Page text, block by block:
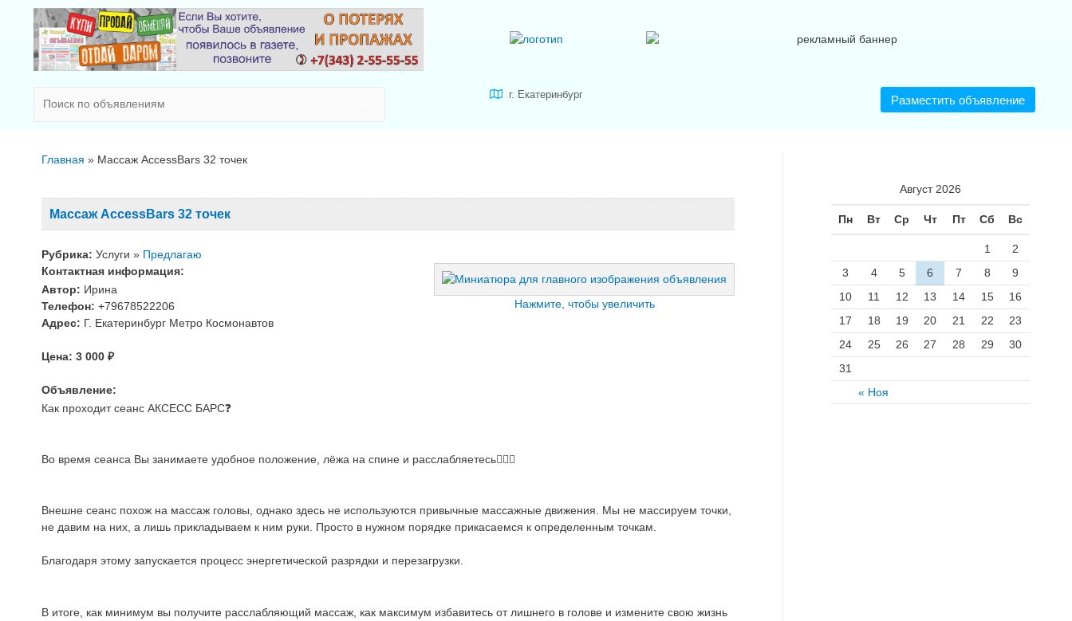
г. Екатеринбург Разместить объявление
Главная Массаж AccessBars 32 точек
Массаж AccessBars 32 точек
Рубрика: Услуги » Предлагаю
Нажмите, чтобы увеличить
Контактная информация:
Автор: Ирина
Телефон: +79678522206
Адрес: Г. Екатеринбург Метро Космонавтов
Цена: 3 000 ₽
Объявление:
Как проходит сеанс АКСЕСС БАРС❓
Во время сеанса Вы занимаете удобное положение, лёжа на спине и расслабляетесь💆🏾‍♀️
Внешне сеанс похож на массаж головы, однако здесь не используются привычные массажные движения. Мы не массируем точки,
не давим на них, а лишь прикладываем к ним руки. Просто в нужном порядке прикасаемся к определенным точкам.
Благодаря этому запускается процесс энергетической разрядки и перезагрузки.
В итоге, как минимум вы получите расслабляющий массаж, как максимум избавитесь от лишнего в голове и измените свою жизнь
Август 2026
Пн Вт Ср Чт Пт Сб Вс
« Ноя
1
2
3
4 5 6 7 8
9
10
11 12 13 14 15
16
17
18 19 20 21 22
23
24
25 26 27 28 29
30
31